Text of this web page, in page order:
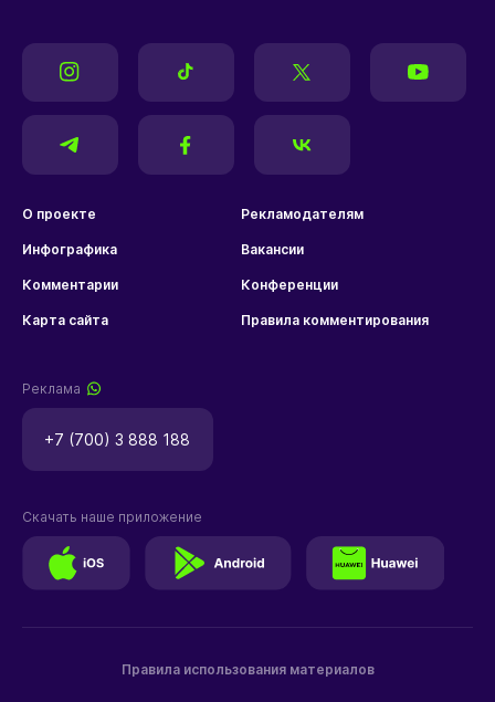
О проекте Рекламодателям
Инфографика Вакансии
Комментарии Конференции
Карта сайта Правила комментирования
Реклама
+7 (700) 3 888 188
Правила использования материалов
Скачать наше приложение